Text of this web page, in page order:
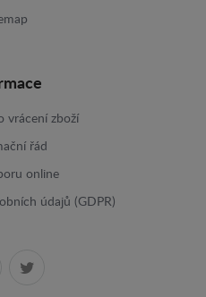
vrácení zboží
řád
online
údajů (GDPR)